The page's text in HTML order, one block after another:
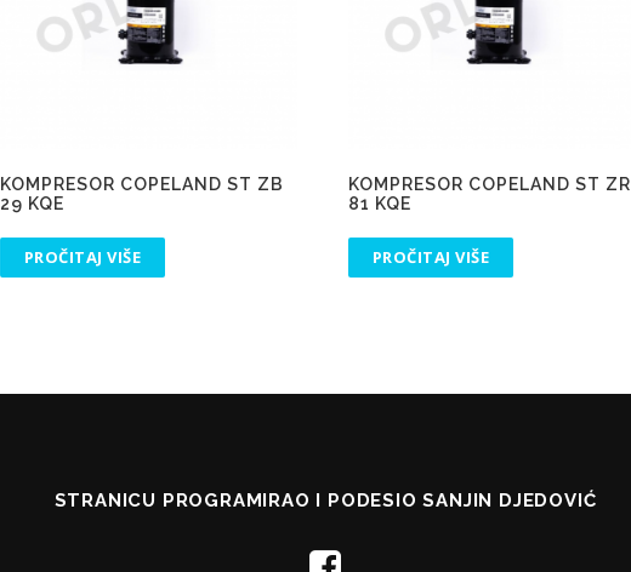
KOMPRESOR COPELAND ST ZB
29 KQE
PROČITAJ VIŠE
KOMPRESOR COPELAND ST ZR
81 KQE
PROČITAJ VIŠE
STRANICU PROGRAMIRAO I PODESIO SANJIN DJEDOVIĆ